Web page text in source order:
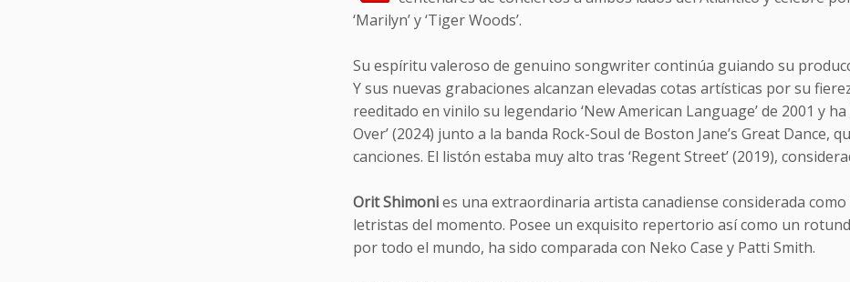
‘Marilyn’ y ‘Tiger Woods’.
Su espíritu valeroso de genuino songwriter continúa guiando su
Y sus nuevas grabaciones alcanzan elevadas cotas artísticas por su
reeditado en vinilo su legendario ‘New American Language’ de 2001 y
Over’ (2024) junto a la banda Rock-Soul de Boston Jane’s Great Dance,
canciones. El listón estaba muy alto tras ‘Regent Street’ (2019),
Orit Shimonies una extraordinaria artista canadiense considerada
letristas del momento. Posee un exquisito repertorio así como un
por todo el mundo, ha sido comparada con Neko Case y Patti Smith.